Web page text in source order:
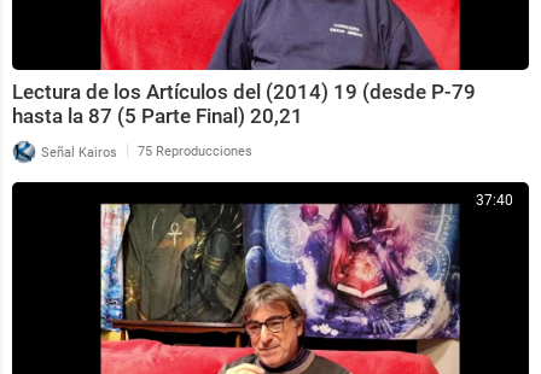
Lectura de los Artículos del (2014) 19 (desde P-79
hasta la 87 (5 Parte Final) 20,21
Señal Kairos | 75 Reproducciones
37:40